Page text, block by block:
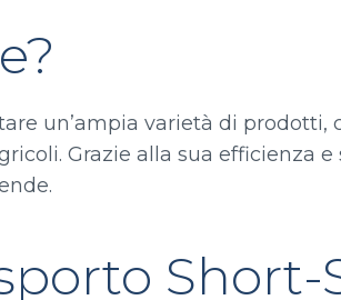
un’ampia varietà di
Grazie alla sua efficienza
Short-